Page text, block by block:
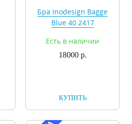
Бра Inodesign Bagge
Blue 40.2417
Есть в наличии
18000 р.
КУПИТЬ